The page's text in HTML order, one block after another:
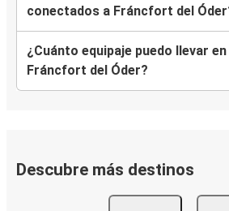
conectados a Fráncfort del
¿Cuánto equipaje puedo llevar
Fráncfort del Óder?
Descubre más destinos